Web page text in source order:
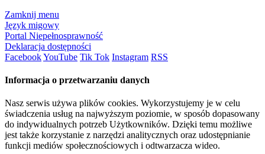
Zamknij menu
Język migowy
Portal Niepełnosprawność
Deklaracja dostępności
FacebookYouTube Tik Tok Instagram RSS
Informacja o przetwarzaniu danych
Nasz serwis używa plików cookies. Wykorzystujemy je w celu
świadczenia usług na najwyższym poziomie, w sposób dopasowany
do indywidualnych potrzeb Użytkowników. Dzięki temu możliwe
jest także korzystanie z narzędzi analitycznych oraz udostępnianie
funkcji mediów społecznościowych i odtwarzacza wideo.